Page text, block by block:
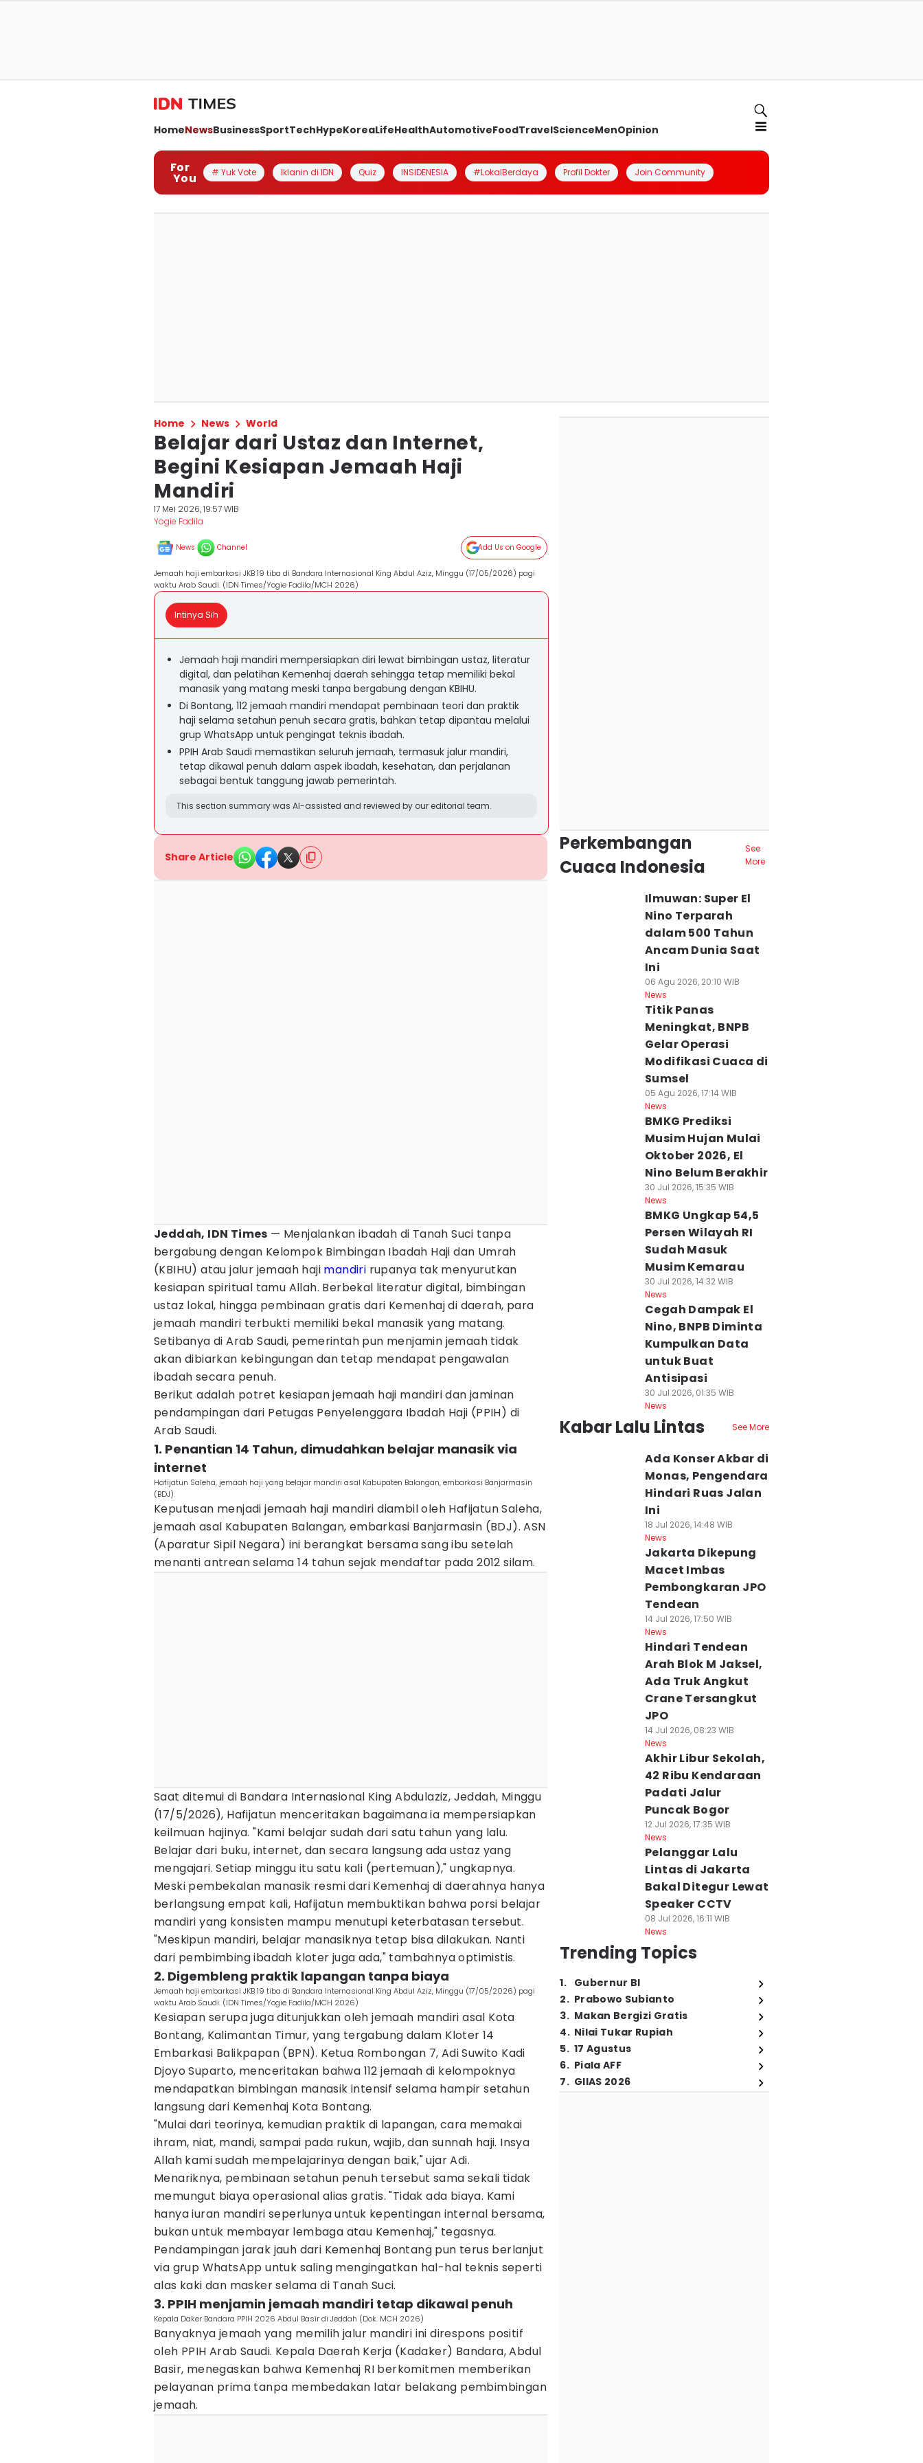
HomeNewsBusinessSportTechHypeKoreaLifeHealthAutomotiveFoodTravelScienceMenOpinion
For
You # Yuk Vote Iklanin di IDN Quiz INSIDENESIA #LokalBerdaya Profil Dokter Join Community
Home News World
Belajar dari Ustaz dan Internet,
Begini Kesiapan Jemaah Haji
Mandiri
17 Mei 2026, 19:57 WIB
Yogie Fadila
News Channel Add Us on Google
Jemaah haji embarkasi JKB 19 tiba di Bandara Internasional King Abdul Aziz, Minggu (17/05/2026) pagi
waktu Arab Saudi. (IDN Times/Yogie Fadila/MCH 2026)
Intinya Sih
Jemaah haji mandiri mempersiapkan diri lewat bimbingan ustaz, literatur
digital, dan pelatihan Kemenhaj daerah sehingga tetap memiliki bekal
manasik yang matang meski tanpa bergabung dengan KBIHU.
Di Bontang, 112 jemaah mandiri mendapat pembinaan teori dan praktik
haji selama setahun penuh secara gratis, bahkan tetap dipantau melalui
grup WhatsApp untuk pengingat teknis ibadah.
PPIH Arab Saudi memastikan seluruh jemaah, termasuk jalur mandiri,
tetap dikawal penuh dalam aspek ibadah, kesehatan, dan perjalanan
sebagai bentuk tanggung jawab pemerintah.
This section summary was AI-assisted and reviewed by our editorial team.
Share Article
Jeddah, IDN Times — Menjalankan ibadah di Tanah Suci tanpa
bergabung dengan Kelompok Bimbingan Ibadah Haji dan Umrah
(KBIHU) atau jalur jemaah haji mandiri rupanya tak menyurutkan
kesiapan spiritual tamu Allah. Berbekal literatur digital, bimbingan
ustaz lokal, hingga pembinaan gratis dari Kemenhaj di daerah, para
jemaah mandiri terbukti memiliki bekal manasik yang matang.
Setibanya di Arab Saudi, pemerintah pun menjamin jemaah tidak
akan dibiarkan kebingungan dan tetap mendapat pengawalan
ibadah secara penuh.
Berikut adalah potret kesiapan jemaah haji mandiri dan jaminan
pendampingan dari Petugas Penyelenggara Ibadah Haji (PPIH) di
Arab Saudi.
1. Penantian 14 Tahun, dimudahkan belajar manasik via
internet
Hafijatun Saleha, jemaah haji yang belajar mandiri asal Kabupaten Balangan, embarkasi Banjarmasin
(BDJ).
Keputusan menjadi jemaah haji mandiri diambil oleh Hafijatun Saleha,
jemaah asal Kabupaten Balangan, embarkasi Banjarmasin (BDJ). ASN
(Aparatur Sipil Negara) ini berangkat bersama sang ibu setelah
menanti antrean selama 14 tahun sejak mendaftar pada 2012 silam.
Saat ditemui di Bandara Internasional King Abdulaziz, Jeddah, Minggu
(17/5/2026), Hafijatun menceritakan bagaimana ia mempersiapkan
keilmuan hajinya. "Kami belajar sudah dari satu tahun yang lalu.
Belajar dari buku, internet, dan secara langsung ada ustaz yang
mengajari. Setiap minggu itu satu kali (pertemuan)," ungkapnya.
Meski pembekalan manasik resmi dari Kemenhaj di daerahnya hanya
berlangsung empat kali, Hafijatun membuktikan bahwa porsi belajar
mandiri yang konsisten mampu menutupi keterbatasan tersebut.
"Meskipun mandiri, belajar manasiknya tetap bisa dilakukan. Nanti
dari pembimbing ibadah kloter juga ada," tambahnya optimistis.
2. Digembleng praktik lapangan tanpa biaya
Jemaah haji embarkasi JKB 19 tiba di Bandara Internasional King Abdul Aziz, Minggu (17/05/2026) pagi
waktu Arab Saudi. (IDN Times/Yogie Fadila/MCH 2026)
Kesiapan serupa juga ditunjukkan oleh jemaah mandiri asal Kota
Bontang, Kalimantan Timur, yang tergabung dalam Kloter 14
Embarkasi Balikpapan (BPN). Ketua Rombongan 7, Adi Suwito Kadi
Djoyo Suparto, menceritakan bahwa 112 jemaah di kelompoknya
mendapatkan bimbingan manasik intensif selama hampir setahun
langsung dari Kemenhaj Kota Bontang.
"Mulai dari teorinya, kemudian praktik di lapangan, cara memakai
ihram, niat, mandi, sampai pada rukun, wajib, dan sunnah haji. Insya
Allah kami sudah mempelajarinya dengan baik," ujar Adi.
Menariknya, pembinaan setahun penuh tersebut sama sekali tidak
memungut biaya operasional alias gratis. "Tidak ada biaya. Kami
hanya iuran mandiri seperlunya untuk kepentingan internal bersama,
bukan untuk membayar lembaga atau Kemenhaj," tegasnya.
Pendampingan jarak jauh dari Kemenhaj Bontang pun terus berlanjut
via grup WhatsApp untuk saling mengingatkan hal-hal teknis seperti
alas kaki dan masker selama di Tanah Suci.
3. PPIH menjamin jemaah mandiri tetap dikawal penuh
Kepala Daker Bandara PPIH 2026 Abdul Basir di Jeddah (Dok. MCH 2026)
Banyaknya jemaah yang memilih jalur mandiri ini direspons positif
oleh PPIH Arab Saudi. Kepala Daerah Kerja (Kadaker) Bandara, Abdul
Basir, menegaskan bahwa Kemenhaj RI berkomitmen memberikan
pelayanan prima tanpa membedakan latar belakang pembimbingan
jemaah.
Perkembangan
Cuaca Indonesia
See
More
Ilmuwan: Super El
Nino Terparah
dalam 500 Tahun
Ancam Dunia Saat
Ini
06 Agu 2026, 20:10 WIB
News
Titik Panas
Meningkat, BNPB
Gelar Operasi
Modifikasi Cuaca di
Sumsel
05 Agu 2026, 17:14 WIB
News
BMKG Prediksi
Musim Hujan Mulai
Oktober 2026, El
Nino Belum Berakhir
30 Jul 2026, 15:35 WIB
News
BMKG Ungkap 54,5
Persen Wilayah RI
Sudah Masuk
Musim Kemarau
30 Jul 2026, 14:32 WIB
News
Cegah Dampak El
Nino, BNPB Diminta
Kumpulkan Data
untuk Buat
Antisipasi
30 Jul 2026, 01:35 WIB
News
Kabar Lalu Lintas See More
Ada Konser Akbar di
Monas, Pengendara
Hindari Ruas Jalan
Ini
18 Jul 2026, 14:48 WIB
News
Jakarta Dikepung
Macet Imbas
Pembongkaran JPO
Tendean
14 Jul 2026, 17:50 WIB
News
Hindari Tendean
Arah Blok M Jaksel,
Ada Truk Angkut
Crane Tersangkut
JPO
14 Jul 2026, 08:23 WIB
News
Akhir Libur Sekolah,
42 Ribu Kendaraan
Padati Jalur
Puncak Bogor
12 Jul 2026, 17:35 WIB
News
Pelanggar Lalu
Lintas di Jakarta
Bakal Ditegur Lewat
Speaker CCTV
08 Jul 2026, 16:11 WIB
News
Trending Topics
1. Gubernur BI
2. Prabowo Subianto
3. Makan Bergizi Gratis
4. Nilai Tukar Rupiah
5. 17 Agustus
6. Piala AFF
7. GIIAS 2026